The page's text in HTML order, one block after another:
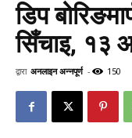
डिप
सिँचाइ, १३
द्वारा अनलाइन अन्नपूर्ण - 150